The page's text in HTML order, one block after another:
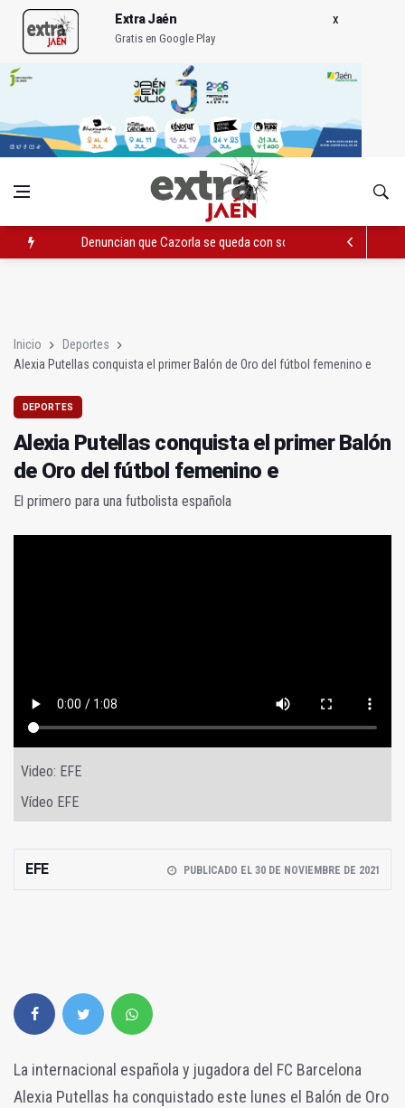
Extra Jaén
Gratis en Google Play
Denuncian que Cazorla se queda con solo dos bomberos por
Inicio
Deportes
Alexia Putellas conquista el primer Balón de Oro del fútbol femenino e
DEPORTES
Alexia Putellas conquista el primer Balón
de Oro del fútbol femenino e
El primero para una futbolista española
Video: EFE
Vídeo EFE
EFE PUBLICADO EL 30 DE NOVIEMBRE DE 2021
La internacional española y jugadora del FC Barcelona
Alexia Putellas ha conquistado este lunes el Balón de Oro